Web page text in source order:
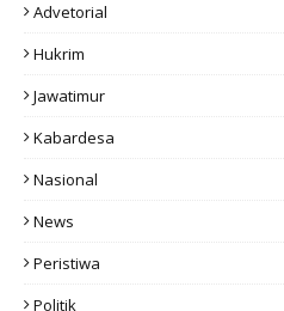
Advetorial
Hukrim
Jawatimur
Kabardesa
Nasional
News
Peristiwa
Politik